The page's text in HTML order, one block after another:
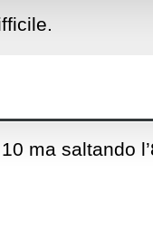
ma saltando